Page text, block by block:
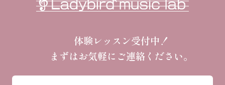
体験レッスン受付中！
まずはお気軽にご連絡ください。